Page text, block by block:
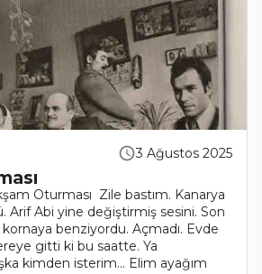
3 Ağustos 2025
Oturması Zile bastım. Kanarya
Arif Abi yine değiştirmiş sesini. Son
benziyordu. Açmadı. Evde
gitti ki bu saatte. Ya
kimden isterim… Elim ayağım